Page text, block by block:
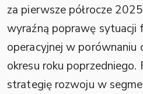
za pierwsze półrocze
wyraźną poprawę sytuacji
operacyjnej w porównaniu
okresu roku poprzedniego.
strategię rozwoju w